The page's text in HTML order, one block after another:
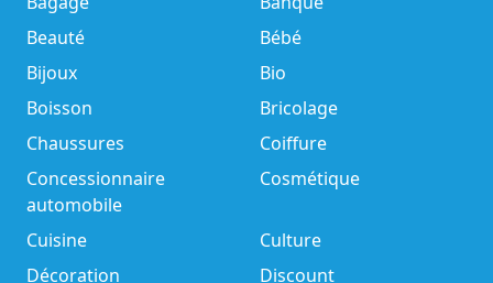
Beauté
Bébé
Bijoux
Bio
Boisson
Bricolage
Chaussures
Coiffure
Concessionnaire
automobile
Cosmétique
Cuisine
Culture
Décoration
Discount